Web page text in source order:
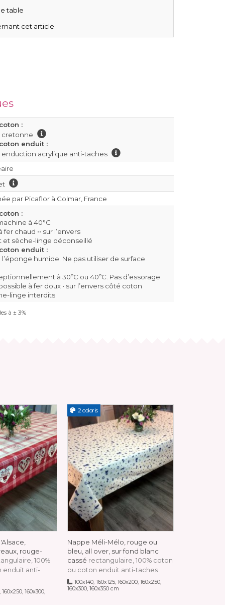
table
cet article
:
cretonne
enduit :
enduction acrylique anti-taches
par Picaflor à Colmar, France
:
à 40°C
fer chaud •• sur l’envers
et sèche-linge déconseillé
enduit :
humide. Ne pas utiliser de surface
à 30ºC ou 40ºC. Pas d’essorage
à fer doux • sur l’envers côté coton
linge interdits
à ± 3%
rouge-
100%
enduit anti-
160x250, 160x300,
2 coloris
Nappe Méli-Mélo, rouge ou
bleu, all over, sur fond blanc
cassé rectangulaire, 100% coton
ou coton enduit anti-taches
100x140, 160x125, 160x200, 160x250,
160x300, 160x350 cm